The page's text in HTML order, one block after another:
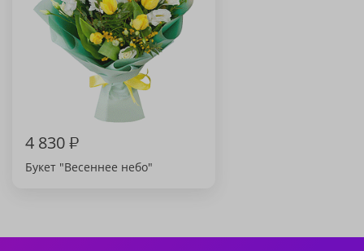
4 830₽
Букет "Весеннее небо"